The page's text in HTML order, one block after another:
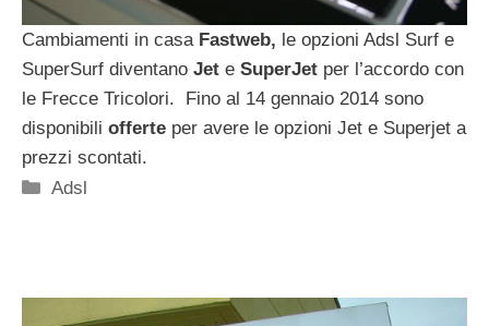
Cambiamenti in casa Fastweb, le opzioni Adsl Surf e
SuperSurf diventano Jet e SuperJet per l’accordo con
le Frecce Tricolori. Fino al 14 gennaio 2014 sono
disponibili offerte per avere le opzioni Jet e Superjet a
prezzi scontati.
Categorie
Adsl